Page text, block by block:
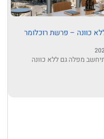
כוונה – פרשת רוכלומר
מפלה גם ללא כוונה